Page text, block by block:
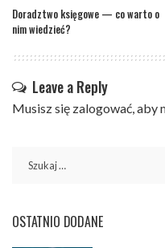
Doradztwo księgowe — co warto o
nim wiedzieć?
Leave a Reply
Musisz się zalogować, aby
OSTATNIO DODANE